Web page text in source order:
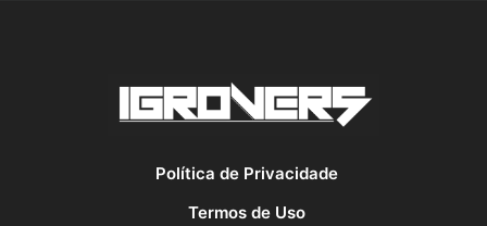
Política de Privacidade
Termos de Uso